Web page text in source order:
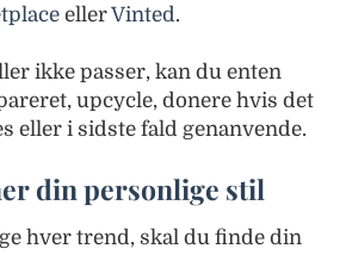
ellerVinted.
ikke passer, kan du enten
upcycle, donere hvis det
eller i sidste fald genanvende.
din personlige stil
hver trend, skal du finde din